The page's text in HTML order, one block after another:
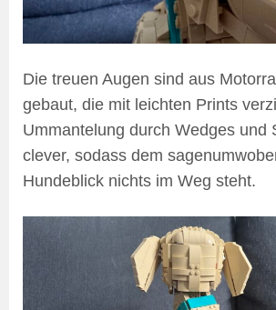
Die treuen Augen sind aus
gebaut, die mit leichten Prints
Ummantelung durch Wedges und
clever, sodass dem
Hundeblick nichts im Weg steht.